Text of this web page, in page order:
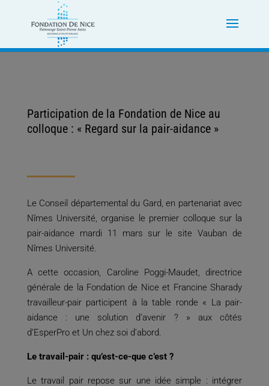
Participation de la Fondation de Nice au
colloque : « Regard sur la pair-aidance »
Le Conseil départemental du Gard, en partenariat avec
Nîmes Université, organise le premier colloque sur la
pair-aidance mardi 11 mars sur le site Vauban de
Nîmes Université.
A cette occasion, Caroline Poggi-Maudet, directrice
générale de la Fondation de Nice et FrancineSharady
travailleur-pair participent à la table ronde « La pair-
aidance : une solution d’avenir ? » aux côtés
d’EsperPro et Un chez soi d’abord.
Le travail-pair : qu’est-ce-que c’est ?
Le travail pair repose sur une idée simple : intégrer